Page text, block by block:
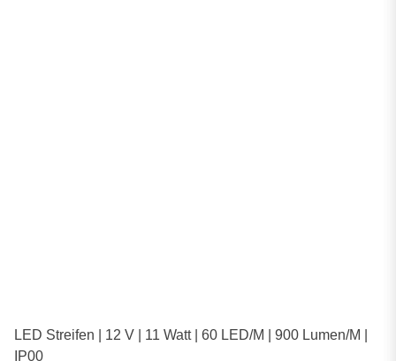
LED Streifen | 12 V | 11 Watt | 60 LED/M | 900 Lumen/M |
IP00